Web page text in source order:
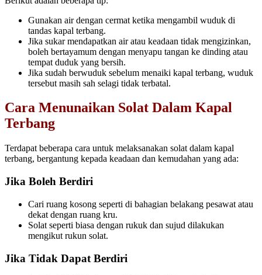
Gunakan air dengan cermat ketika mengambil wuduk di
tandas kapal terbang.
Jika sukar mendapatkan air atau keadaan tidak mengizinkan,
boleh bertayamum dengan menyapu tangan ke dinding atau
tempat duduk yang bersih.
Jika sudah berwuduk sebelum menaiki kapal terbang, wuduk
tersebut masih sah selagi tidak terbatal.
Cara Menunaikan Solat Dalam Kapal
Terbang
Terdapat beberapa cara untuk melaksanakan solat dalam kapal
terbang, bergantung kepada keadaan dan kemudahan yang ada:
Jika Boleh Berdiri
Cari ruang kosong seperti di bahagian belakang pesawat atau
dekat dengan ruang kru.
Solat seperti biasa dengan rukuk dan sujud dilakukan
mengikut rukun solat.
Jika Tidak Dapat Berdiri